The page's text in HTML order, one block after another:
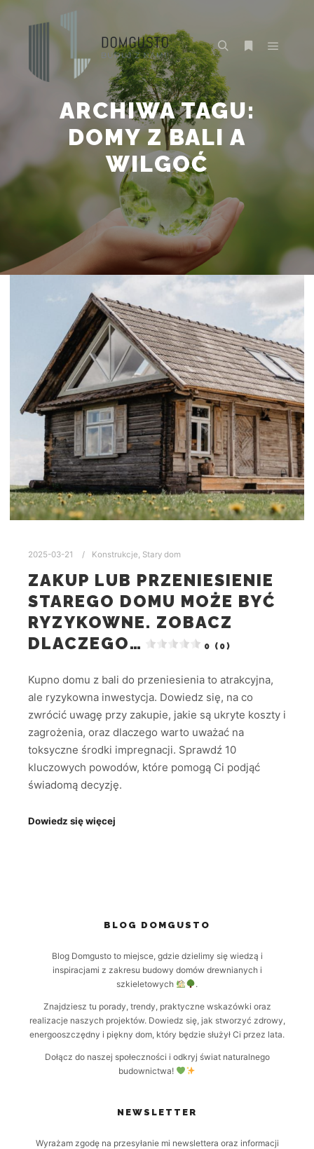
ARCHIWA TAGU:
DOMY Z BALI A
WILGOĆ
2025-03-21 Konstrukcje, Stary dom
ZAKUP LUB PRZENIESIENIE
STAREGO DOMU MOŻE BYĆ
RYZYKOWNE. ZOBACZ
DLACZEGO…
0 (0)
Kupno domu z bali do przeniesienia to atrakcyjna,
ale ryzykowna inwestycja. Dowiedz się, na co
zwrócić uwagę przy zakupie, jakie są ukryte koszty i
zagrożenia, oraz dlaczego warto uważać na
toksyczne środki impregnacji. Sprawdź 10
kluczowych powodów, które pomogą Ci podjąć
świadomą decyzję.
Dowiedz się więcej
BLOG DOMGUSTO
Blog Domgusto to miejsce, gdzie dzielimy się wiedzą i
inspiracjami z zakresu budowy domów drewnianych i
szkieletowych
.
Znajdziesz tu porady, trendy, praktyczne wskazówki oraz
realizacje naszych projektów. Dowiedz się, jak stworzyć zdrowy,
energooszczędny i piękny dom, który będzie służył Ci przez lata.
Dołącz do naszej społeczności i odkryj świat naturalnego
budownictwa!
NEWSLETTER
Wyrażam zgodę na przesyłanie mi newslettera oraz informacji